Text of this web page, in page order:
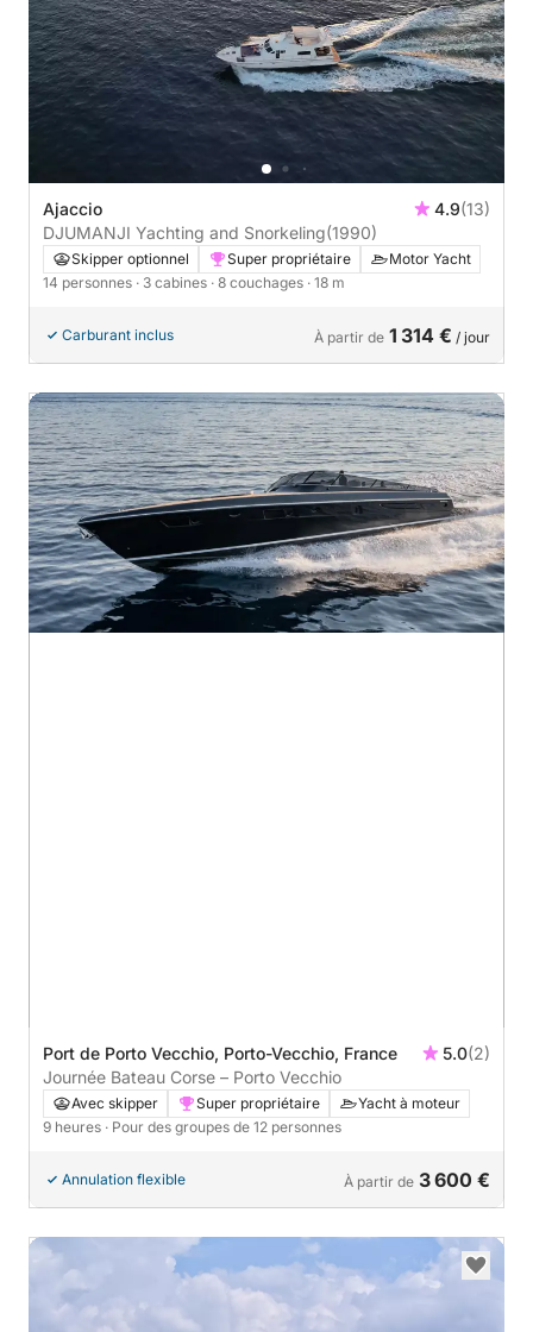
Ajaccio 4.9(13)
DJUMANJI Yachting and Snorkeling(1990)
Skipper optionnel Super propriétaire
Motor Yacht
14 personnes · 3 cabines · 8 couchages · 18 m
Carburant inclus À partir de 1 314 € / jour
Port de Porto Vecchio, Porto-Vecchio, France 5.0(2)
Journée Bateau Corse – Porto Vecchio
Avec skipper Super propriétaire
Yacht à moteur
9 heures · Pour des groupes de 12 personnes
Annulation flexible À partir de 3 600 €